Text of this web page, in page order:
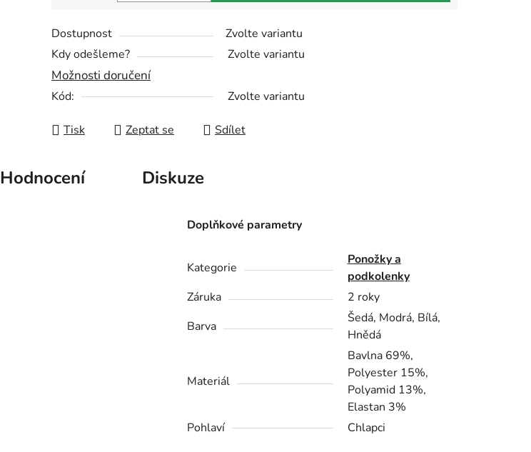
Dostupnost
Zvolte variantu
Kdy odešleme?
Zvolte variantu
Možnosti doručení
Kód: Zvolte variantu
Měrná cena:
Tisk Zeptat se Sdílet
Hodnocení Diskuze
Doplňkové parametry
Kategorie
Ponožky a
podkolenky
Záruka
2 roky
Barva
Šedá, Modrá, Bílá,
Hnědá
Materiál
Bavlna 69%,
Polyester 15%,
Polyamid 13%,
Elastan 3%
Pohlaví
Chlapci